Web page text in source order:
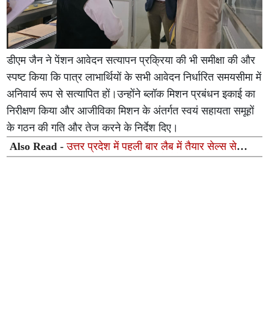
डीएम जैन ने पेंशन आवेदन सत्यापन प्रक्रिया की भी समीक्षा की और
स्पष्ट किया कि पात्र लाभार्थियों के सभी आवेदन निर्धारित समयसीमा में
अनिवार्य रूप से सत्यापित हों।उन्होंने ब्लॉक मिशन प्रबंधन इकाई का
निरीक्षण किया और आजीविका मिशन के अंतर्गत स्वयं सहायता समूहों
के गठन की गति और तेज करने के निर्देश दिए।
Also Read -उत्तर प्रदेश में पहली बार लैब में तैयार सेल्स से
यूरिथ्रल स्ट्रिक्चर का सफल इलाज, अपोलोमेडिक्स ने रचा